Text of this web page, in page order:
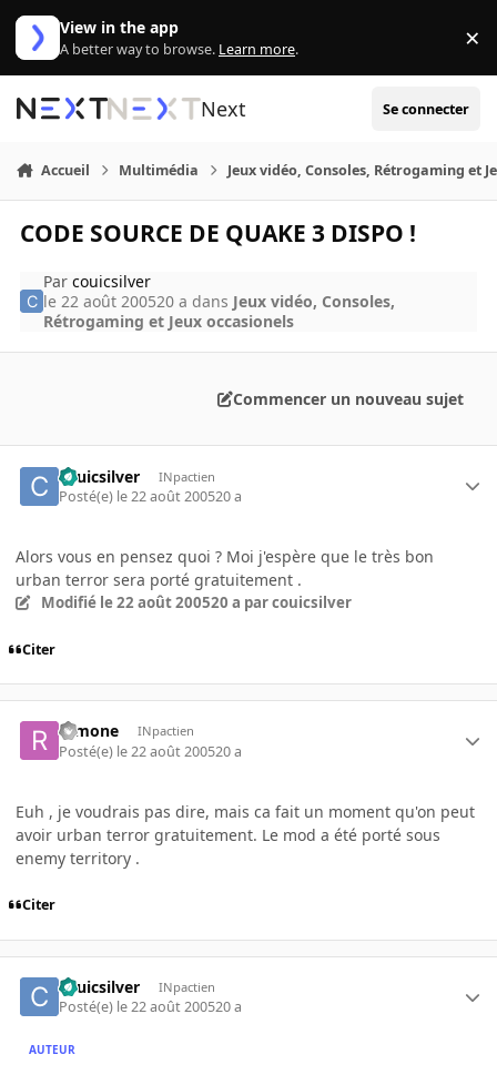
Aller au contenu
View in the app
A better way to browse. Learn more. ×
Next Se connecter
Accueil Multimédia Jeux vidéo, Consoles, Rétrogaming et
CODE SOURCE DE QUAKE 3 DISPO !
Parcouicsilver
le 22 août 200520 a dans Jeux vidéo, Consoles,
Rétrogaming et Jeux occasionels
Commencer un nouveau sujet
couicsilver INpactien
Posté(e) le 22 août 200520 a
Alors vous en pensez quoi ? Moi j'espère que le très bon
urban terror sera porté gratuitement .
Modifié le 22 août 200520 a par couicsilver
Citer
ramone INpactien
Posté(e) le 22 août 200520 a
Euh , je voudrais pas dire, mais ca fait un moment qu'on peut
avoir urban terror gratuitement. Le mod a été porté sous
enemy territory .
Citer
couicsilver INpactien
Posté(e) le 22 août 200520 a
AUTEUR